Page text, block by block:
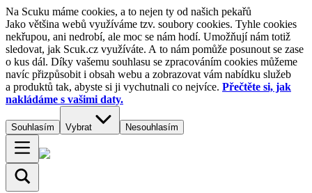
Na Scuku máme cookies, a to nejen ty od našich pekařů
Jako většina webů využíváme tzv. soubory cookies. Tyhle cookies
nekřupou, ani nedrobí, ale moc se nám hodí. Umožňují nám totiž
sledovat, jak Scuk.cz využíváte. A to nám pomůže posunout se zase
o kus dál. Díky vašemu souhlasu se zpracováním cookies můžeme
navíc přizpůsobit i obsah webu a zobrazovat vám nabídku služeb
a produktů tak, abyste si ji vychutnali co nejvíce. Přečtěte si, jak
nakládáme s vašimi daty.
Souhlasím Vybrat Nesouhlasím